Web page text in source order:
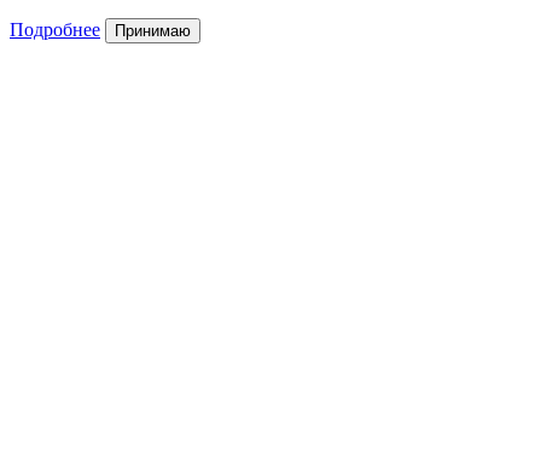
Подробнее Принимаю